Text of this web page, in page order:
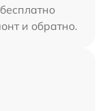
и обратно.